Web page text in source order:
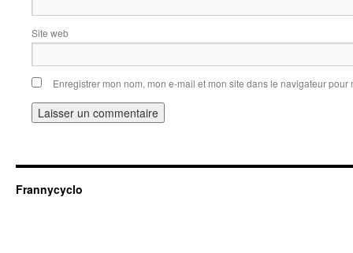
Site web
Enregistrer mon nom, mon e-mail et mon site dans le navigateur
Frannycyclo